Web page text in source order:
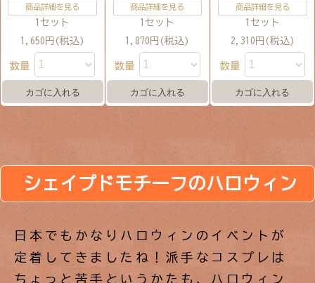
商品詳細を見る
1セット
1,650円(税込)
数量
商品詳細を見る
1セット
1,870円(税込)
数量
商品詳細を見る
1セット
2,310円(税込)
数量
シェイプドモチーフのハロウィン
日本でもかなりハロウィンのイベントが
定着してきましたね！派手なコスプレは
ちょっと苦手というかたも、ハロウィン